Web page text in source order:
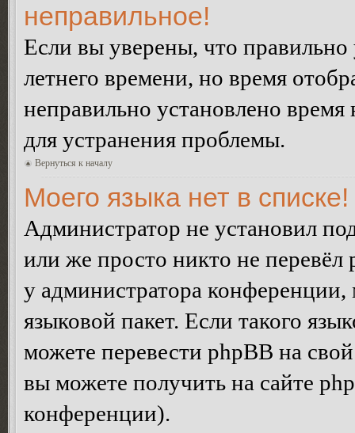
неправильное!
Если вы уверены, что правильно
летнего времени, но время
неправильно установлено
для устранения проблемы.
Вернуться к началу
Моего языка нет в списке!
Администратор не установил
или же просто никто не
у администратора
языковой пакет. Если такого
можете перевести phpBB на
вы можете получить на сайте
конференции).